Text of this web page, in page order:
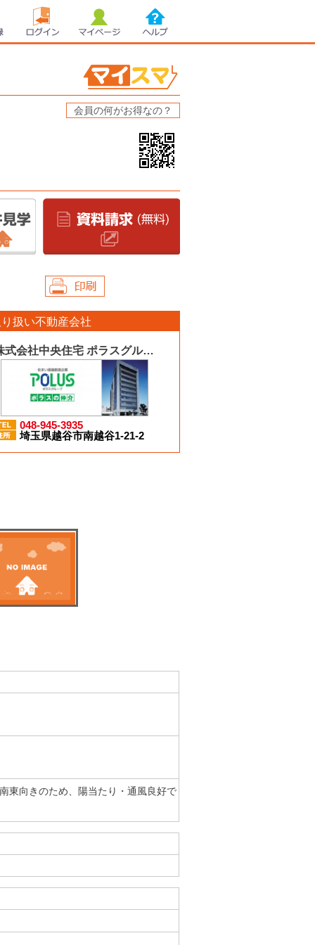
ヘルプ
マイページ
ログイン
会員の何がお得なの？
扱い不動産会社
株式会社中央住宅 ポラスグループ
048-945-3935
埼玉県越谷市南越谷1-21-2
東向きのため、陽当たり・通風良好で